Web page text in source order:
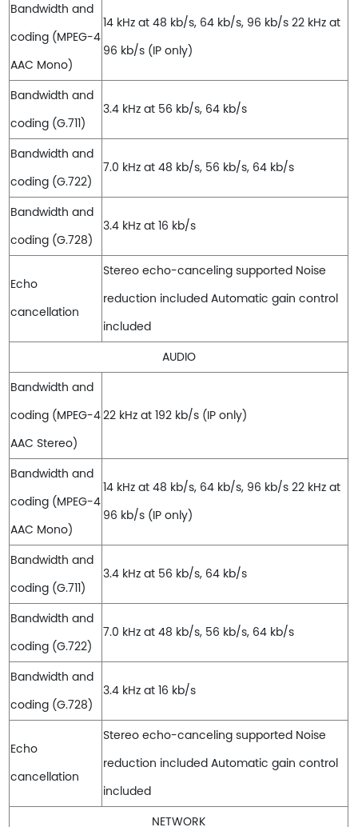
Bandwidth and
coding (MPEG-4
AAC Mono)
14 kHz at 48 kb/s, 64 kb/s, 96 kb/s 22 kHz at
96 kb/s (IP only)
Bandwidth and
coding (G.711)
3.4 kHz at 56 kb/s, 64 kb/s
Bandwidth and
coding (G.722)
7.0 kHz at 48 kb/s, 56 kb/s, 64 kb/s
Bandwidth and
coding (G.728)
3.4 kHz at 16 kb/s
Echo
cancellation
Stereo echo-canceling supported Noise
reduction included Automatic gain control
included
AUDIO
Bandwidth and
coding (MPEG-4
AAC Stereo)
22 kHz at 192 kb/s (IP only)
Bandwidth and
coding (MPEG-4
AAC Mono)
14 kHz at 48 kb/s, 64 kb/s, 96 kb/s 22 kHz at
96 kb/s (IP only)
Bandwidth and
coding (G.711)
3.4 kHz at 56 kb/s, 64 kb/s
Bandwidth and
coding (G.722)
7.0 kHz at 48 kb/s, 56 kb/s, 64 kb/s
Bandwidth and
coding (G.728)
3.4 kHz at 16 kb/s
Echo
cancellation
Stereo echo-canceling supported Noise
reduction included Automatic gain control
included
NETWORK